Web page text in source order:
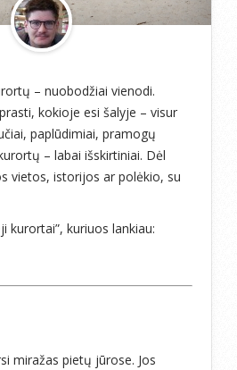
– nuobodžiai vienodi.
kokioje esi šalyje – visur
paplūdimiai, pramogų
– labai išskirtiniai. Dėl
vietos, istorijos ar polėkio, su
kurortai”, kuriuos lankiau:
miražas pietų jūrose. Jos